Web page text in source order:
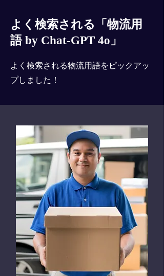
よく検索される「物流用
語 by Chat-GPT 4o」
よく検索される物流用語をピックアッ
プしました！